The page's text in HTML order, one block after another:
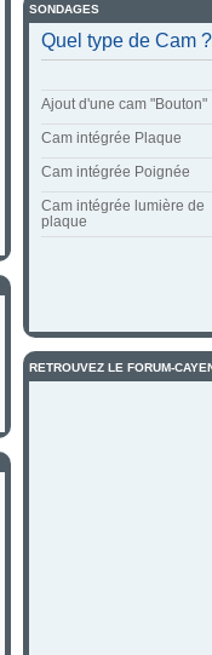
SONDAGES
Quel type de Cam ?
Ajout d'une cam "Bouton"
Cam intégrée Plaque
Cam intégrée Poignée
Cam intégrée lumière de
plaque
RETROUVEZ LE FORUM-